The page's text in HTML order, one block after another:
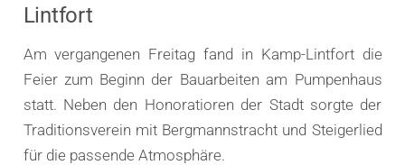
Lintfort
Am vergangenen Freitag fand in Kamp-Lintfort die
Feier zum Beginn der Bauarbeiten am Pumpenhaus
statt. Neben den Honoratioren der Stadt sorgte der
Traditionsverein mit Bergmannstracht und Steigerlied
für die passende Atmosphäre.